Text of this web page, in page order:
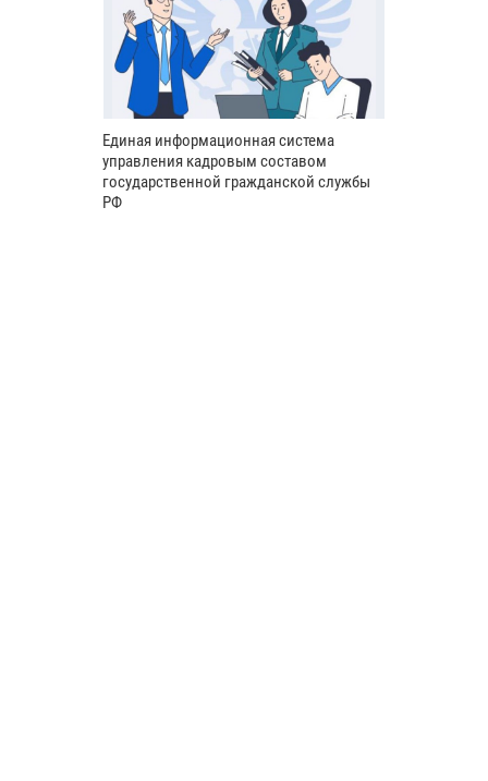
Единая информационная система
управления кадровым составом
государственной гражданской службы
РФ